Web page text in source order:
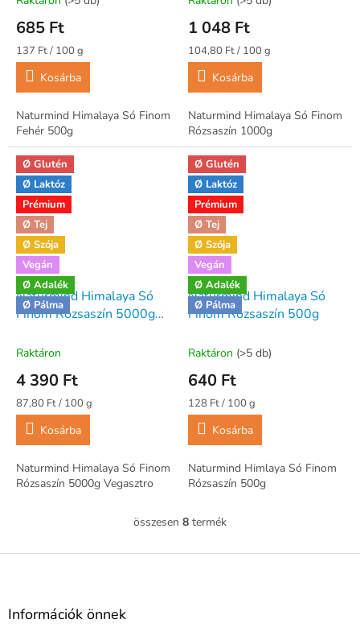
685 Ft
Egységár:
137 Ft / 100 g
Kosárba
Naturmind Himalaya Só Finom
Fehér 500g
1 048 Ft
Egységár:
104,80 Ft / 100 g
Kosárba
Naturmind Himalaya Só Finom
Rózsaszín 1000g
Ø Glutén
Ø Laktóz
Prémium
Ø Tej
Ø Szója
Vegán
Ø Adalék
Ø Pálma
Naturmind Himalaya Só
Finom Rózsaszín 5000g
Raktáron
4 390 Ft
Egységár:
87,80 Ft / 100 g
Kosárba
Naturmind Himalaya Só Finom
Rózsaszín 5000g Vegasztro
Ø Glutén
Ø Laktóz
Prémium
Ø Tej
Ø Szója
Vegán
Ø Adalék
Ø Pálma
Naturmind Himalaya Só
Finom Rózsaszín 500g
Raktáron (>5 db)
640 Ft
Egységár:
128 Ft / 100 g
Kosárba
Naturmind Himlaya Só Finom
Rózsaszín 500g
L
s
összesen 8 termék
L
Információk önnek